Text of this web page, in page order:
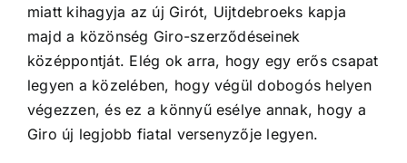
miatt kihagyja az új Girót, Uijtdebroeks kapja
majd a közönség Giro-szerződéseinek
középpontját. Elég ok arra, hogy egy erős csapat
legyen a közelében, hogy végül dobogós helyen
végezzen, és ez a könnyű esélye annak, hogy a
Giro új legjobb fiatal versenyzője legyen.